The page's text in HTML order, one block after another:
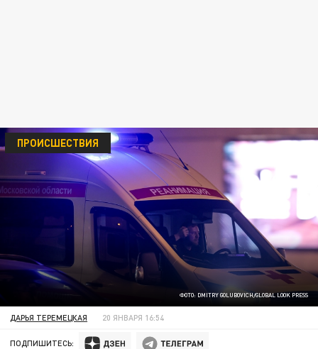
ФОТО: DMITRY GOLUBOVICH/GLOBAL LOOK PRESS
ПРОИСШЕСТВИЯ
ДАРЬЯ ТЕРЕМЕЦКАЯ 20 ЯНВАРЯ 16:54
ПОДПИШИТЕСЬ: